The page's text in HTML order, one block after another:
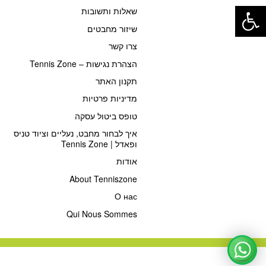
שאלות ותשובות
שיזור מחבטים
צרו קשר
הצהרת נגישות – Tennis Zone
תקנון האתר
מדיניות פרטיות
טופס ביטול עסקה
איך לבחור מחבט, נעליים וציוד טניס
ופאדל | Tennis Zone
אודות
About Tenniszone
О нас
Qui Nous Sommes
פתח סרגל נגישות